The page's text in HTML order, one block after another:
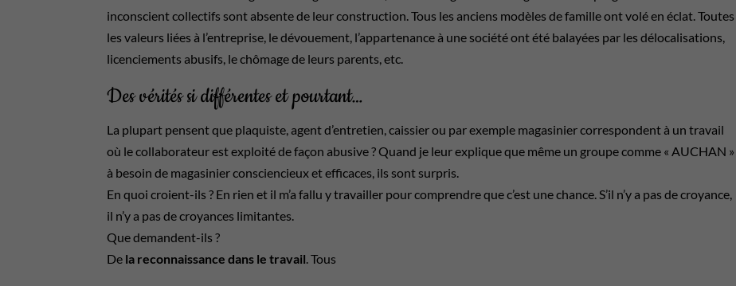
inconscient collectifs sont absente de leur construction. Tous les anciens modèles de famille ont volé en éclat. Toutes
les valeurs liées à l’entreprise, le dévouement, l’appartenance à une société ont été balayées par les délocalisations,
licenciements abusifs, le chômage de leurs parents, etc.
Des vérités si différentes et pourtant…
La plupart pensent que plaquiste, agent d’entretien, caissier ou par exemple magasinier correspondent à un travail
où le collaborateur est exploité de façon abusive ? Quand je leur explique que même un groupe comme « AUCHAN »
à besoin de magasinier consciencieux et efficaces, ils sont surpris.
En quoi croient-ils ? En rien et il m’a fallu y travailler pour comprendre que c’est une chance. S’il n’y a pas de croyance,
il n’y a pas de croyances limitantes.
Que demandent-ils ?
De la reconnaissance dans le travail . Tous